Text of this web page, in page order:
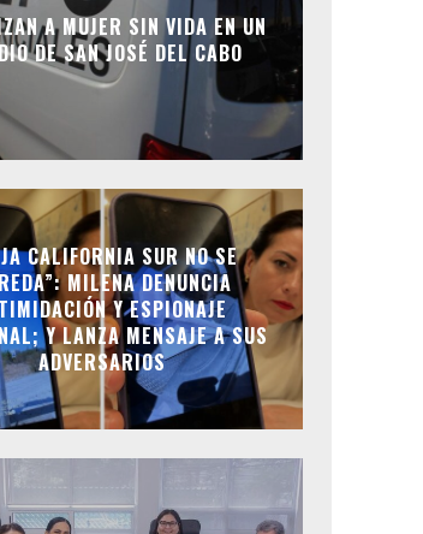
A MUJER SIN VIDA EN UN
DE SAN JOSÉ DEL CABO
CALIFORNIA SUR NO SE
MILENA DENUNCIA
Y ESPIONAJE
Y LANZA MENSAJE A SUS
ADVERSARIOS